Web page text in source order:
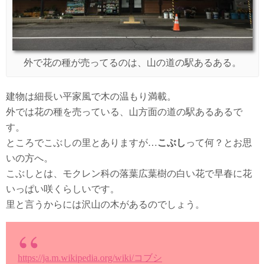
外で花の種が売ってるのは、山の道の駅あるある。
建物は細長い平家風で木の温もり満載。
外では花の種を売っている、山方面の道の駅あるあるで
す。
ところでこぶしの里とありますが…こぶし って何？とお思
いの方へ。
こぶしとは、モクレン科の落葉広葉樹の白い花で早春に花
いっぱい咲くらしいです。
里と言うからには沢山の木があるのでしょう。
https://ja.m.wikipedia.org/wiki/コブシ